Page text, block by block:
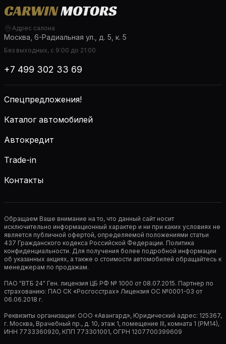
Адрес салона
Москва, 6-Радиальная ул., д. 5, к. 5
Без выходных, с 9:00 до 21:00
+7 499 302 33 69
Спецпредложения!
Каталог автомобилей
Автокредит
Trade-in
Контакты
Обращаем Ваше внимание на то, что данный сайт носит
исключительно информационный характер и ни при каких условиях не
является публичной офертой, определяемой положениями статьи
437 Гражданского кодекса Российской Федерации. Политика
конфиденциальности. Для получения более подробной информации
об указанных акциях, а также о стоимости автомобилей обращайтесь к
менеджерам по продажам.
ПАО "ВТБ 24" Ген. лицензия ЦБ РФ № 1000 от 08.07.2015. Партнер по
страхованию: ПАО СК «Росгосстрах» Лицензия ОС №0001-03 от
06.06.2018 г.
Реквизиты организации: ООО «Авангард», Юридический адрес: 125367,
г. Москва, Врачебный пр., д. 10, этаж 1, помещение III, комната 1 (РМ14),
ИНН 7733360920, КПП 773301001, ОГРН 1207700399609